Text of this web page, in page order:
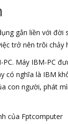
gắn liền với
trở nên trôi chảy
Máy IBM-PC
nghĩa là IBM
con người, phát
của Fptcomputer